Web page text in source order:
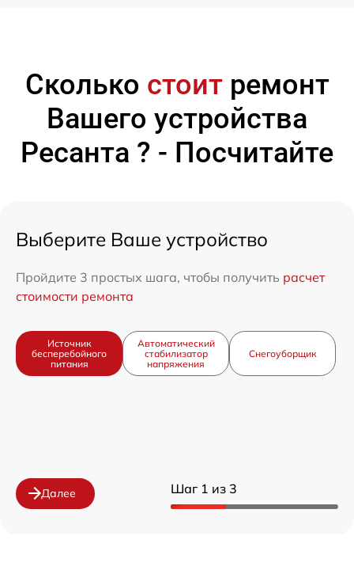
Сколько стоитремонт
Вашего устройства
Ресанта ? - Посчитайте
Шаг 1 из 3
Выберите Ваше устройство
Пройдите 3 простых шага, чтобы получить расчет
стоимости ремонта
Источник
бесперебойного
питания
Автоматический
стабилизатор
напряжения
Снегоуборщик
Далее